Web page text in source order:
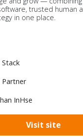
trusted human
in one place.
Stack
Partner
InHse
Visit site